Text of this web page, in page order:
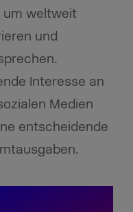
um weltweit
und
Interesse an
Medien
entscheidende